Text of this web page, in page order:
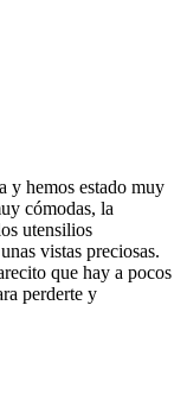
y hemos estado muy
cómodas, la
utensilios
vistas preciosas.
que hay a pocos
perderte y